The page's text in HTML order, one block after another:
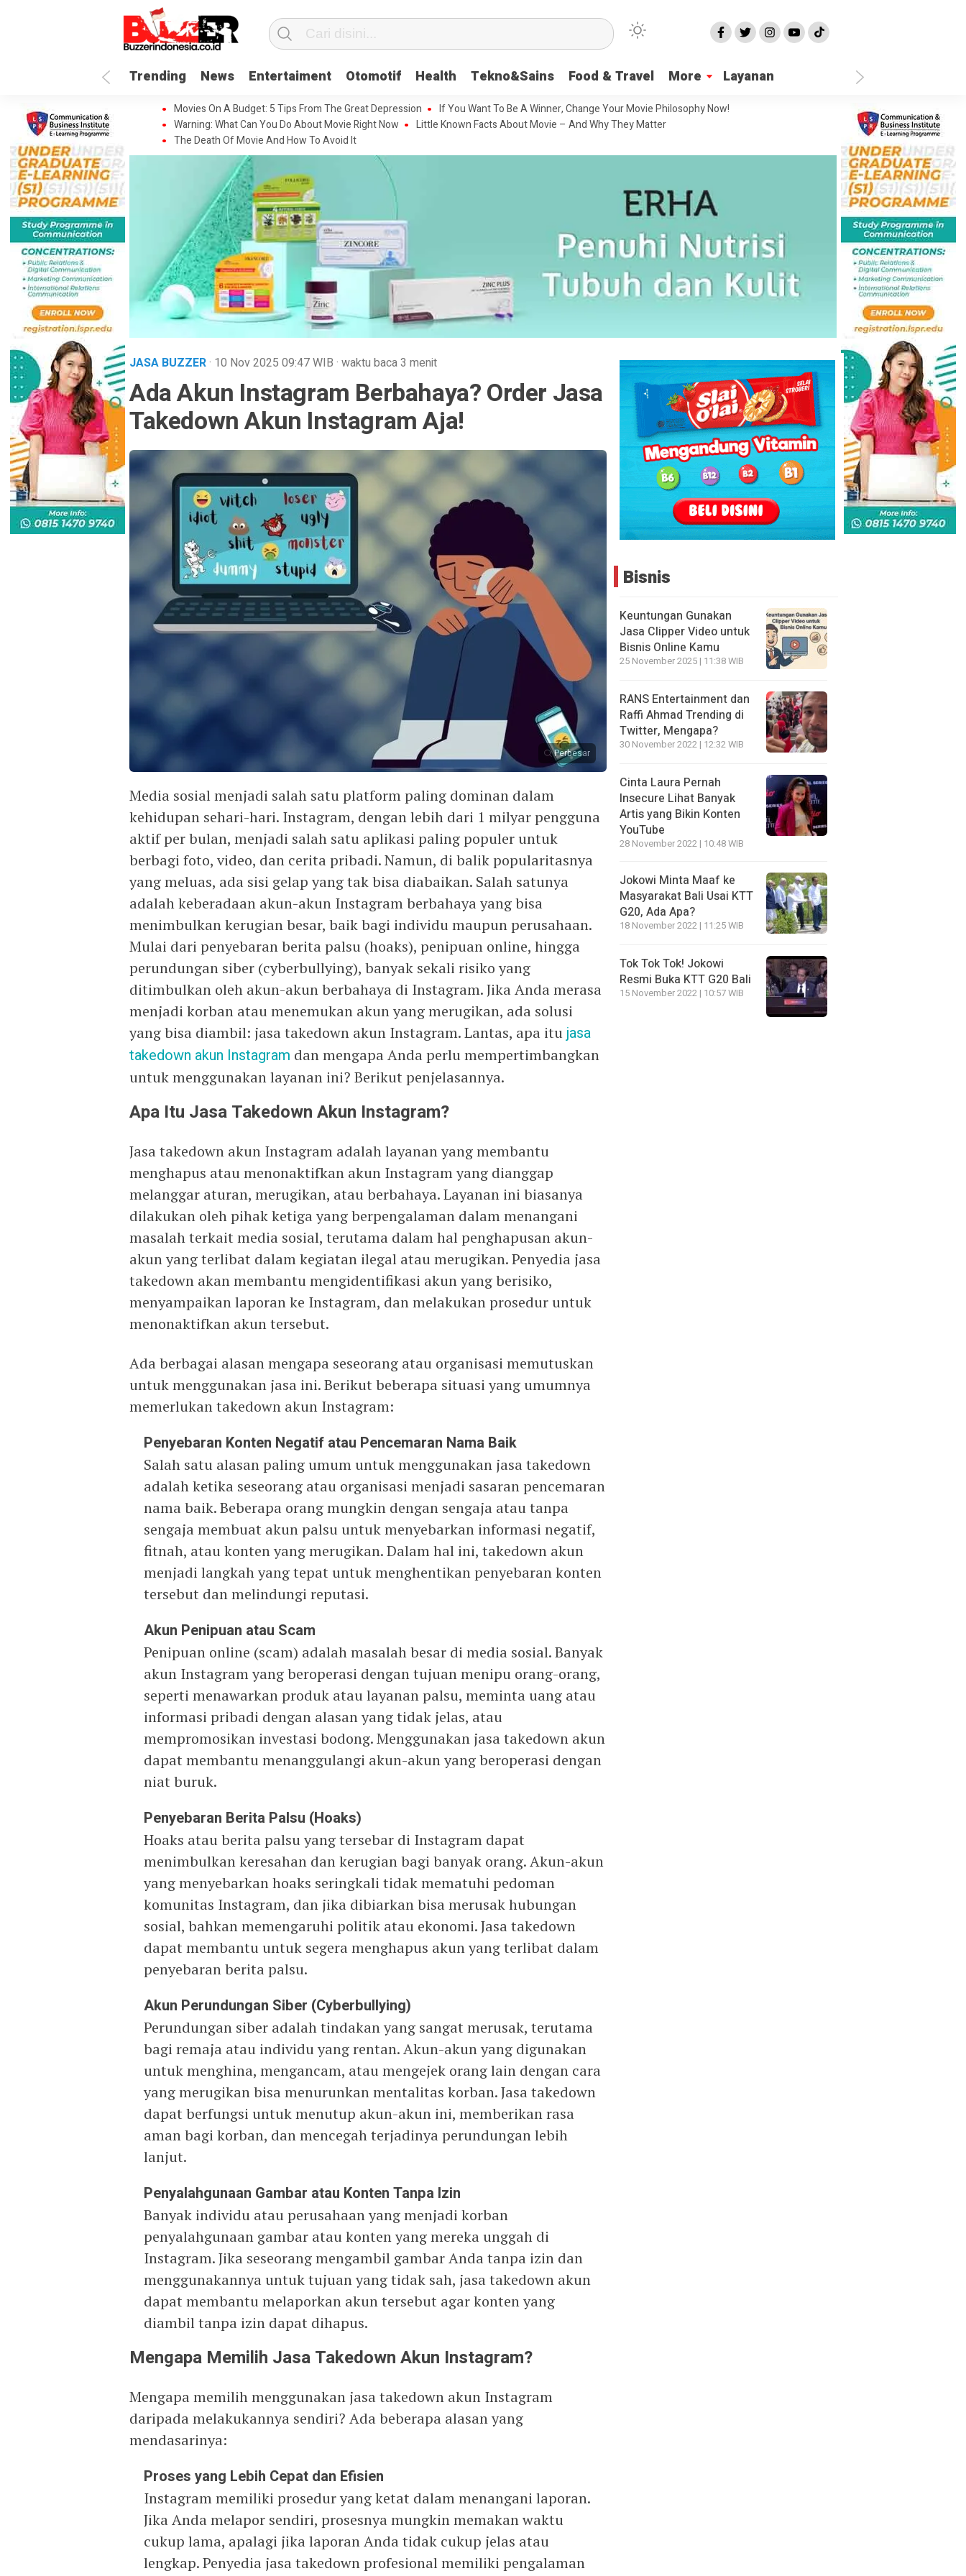
Trending News Entertaiment Otomotif Health Tekno&Sains Food & Travel More Layanan
Movies On A Budget: 5 Tips From The Great Depression
If You Want To Be A Winner, Change Your Movie Philosophy Now!
Warning: What Can You Do About Movie Right Now
Little Known Facts About Movie – And Why They Matter
The Death Of Movie And How To Avoid It
JASA BUZZER· 10 Nov 2025 09:47WIB · waktu baca 3 menit
Ada Akun Instagram Berbahaya? Order Jasa
Takedown Akun Instagram Aja!
Perbesar
Media sosial menjadi salah satu platform paling dominan dalam
kehidupan sehari-hari. Instagram, dengan lebih dari 1 milyar pengguna
aktif per bulan, menjadi salah satu aplikasi paling populer untuk
berbagi foto, video, dan cerita pribadi. Namun, di balik popularitasnya
yang meluas, ada sisi gelap yang tak bisa diabaikan. Salah satunya
adalah keberadaan akun-akun Instagram berbahaya yang bisa
menimbulkan kerugian besar, baik bagi individu maupun perusahaan.
Mulai dari penyebaran berita palsu (hoaks), penipuan online, hingga
perundungan siber (cyberbullying), banyak sekali risiko yang
ditimbulkan oleh akun-akun berbahaya di Instagram. Jika Anda merasa
menjadi korban atau menemukan akun yang merugikan, ada solusi
yang bisa diambil: jasa takedown akun Instagram. Lantas, apa itu jasa
takedown akun Instagram dan mengapa Anda perlu mempertimbangkan
untuk menggunakan layanan ini? Berikut penjelasannya.
Apa Itu Jasa Takedown Akun Instagram?
Jasa takedown akun Instagram adalah layanan yang membantu
menghapus atau menonaktifkan akun Instagram yang dianggap
melanggar aturan, merugikan, atau berbahaya. Layanan ini biasanya
dilakukan oleh pihak ketiga yang berpengalaman dalam menangani
masalah terkait media sosial, terutama dalam hal penghapusan akun-
akun yang terlibat dalam kegiatan ilegal atau merugikan. Penyedia jasa
takedown akan membantu mengidentifikasi akun yang berisiko,
menyampaikan laporan ke Instagram, dan melakukan prosedur untuk
menonaktifkan akun tersebut.
Ada berbagai alasan mengapa seseorang atau organisasi memutuskan
untuk menggunakan jasa ini. Berikut beberapa situasi yang umumnya
memerlukan takedown akun Instagram:
Penyebaran Konten Negatif atau Pencemaran Nama Baik
Salah satu alasan paling umum untuk menggunakan jasa takedown
adalah ketika seseorang atau organisasi menjadi sasaran pencemaran
nama baik. Beberapa orang mungkin dengan sengaja atau tanpa
sengaja membuat akun palsu untuk menyebarkan informasi negatif,
fitnah, atau konten yang merugikan. Dalam hal ini, takedown akun
menjadi langkah yang tepat untuk menghentikan penyebaran konten
tersebut dan melindungi reputasi.
Akun Penipuan atau Scam
Penipuan online (scam) adalah masalah besar di media sosial. Banyak
akun Instagram yang beroperasi dengan tujuan menipu orang-orang,
seperti menawarkan produk atau layanan palsu, meminta uang atau
informasi pribadi dengan alasan yang tidak jelas, atau
mempromosikan investasi bodong. Menggunakan jasa takedown akun
dapat membantu menanggulangi akun-akun yang beroperasi dengan
niat buruk.
Penyebaran Berita Palsu (Hoaks)
Hoaks atau berita palsu yang tersebar di Instagram dapat
menimbulkan keresahan dan kerugian bagi banyak orang. Akun-akun
yang menyebarkan hoaks seringkali tidak mematuhi pedoman
komunitas Instagram, dan jika dibiarkan bisa merusak hubungan
sosial, bahkan memengaruhi politik atau ekonomi. Jasa takedown
dapat membantu untuk segera menghapus akun yang terlibat dalam
penyebaran berita palsu.
Akun Perundungan Siber (Cyberbullying)
Perundungan siber adalah tindakan yang sangat merusak, terutama
bagi remaja atau individu yang rentan. Akun-akun yang digunakan
untuk menghina, mengancam, atau mengejek orang lain dengan cara
yang merugikan bisa menurunkan mentalitas korban. Jasa takedown
dapat berfungsi untuk menutup akun-akun ini, memberikan rasa
aman bagi korban, dan mencegah terjadinya perundungan lebih
lanjut.
Penyalahgunaan Gambar atau Konten Tanpa Izin
Banyak individu atau perusahaan yang menjadi korban
penyalahgunaan gambar atau konten yang mereka unggah di
Instagram. Jika seseorang mengambil gambar Anda tanpa izin dan
menggunakannya untuk tujuan yang tidak sah, jasa takedown akun
dapat membantu melaporkan akun tersebut agar konten yang
diambil tanpa izin dapat dihapus.
Mengapa Memilih Jasa Takedown Akun Instagram?
Mengapa memilih menggunakan jasa takedown akun Instagram
daripada melakukannya sendiri? Ada beberapa alasan yang
mendasarinya:
Proses yang Lebih Cepat dan Efisien
Instagram memiliki prosedur yang ketat dalam menangani laporan.
Jika Anda melapor sendiri, prosesnya mungkin memakan waktu
cukup lama, apalagi jika laporan Anda tidak cukup jelas atau
lengkap. Penyedia jasa takedown profesional memiliki pengalaman
Bisnis
Keuntungan Gunakan
Jasa Clipper Video untuk
Bisnis Online Kamu
25 November 2025 | 11:38 WIB
RANS Entertainment dan
Raffi Ahmad Trending di
Twitter, Mengapa?
30 November 2022 | 12:32 WIB
Cinta Laura Pernah
Insecure Lihat Banyak
Artis yang Bikin Konten
YouTube
28 November 2022 | 10:48 WIB
Jokowi Minta Maaf ke
Masyarakat Bali Usai KTT
G20, Ada Apa?
18 November 2022 | 11:25 WIB
Tok Tok Tok! Jokowi
Resmi Buka KTT G20 Bali
15 November 2022 | 10:57 WIB